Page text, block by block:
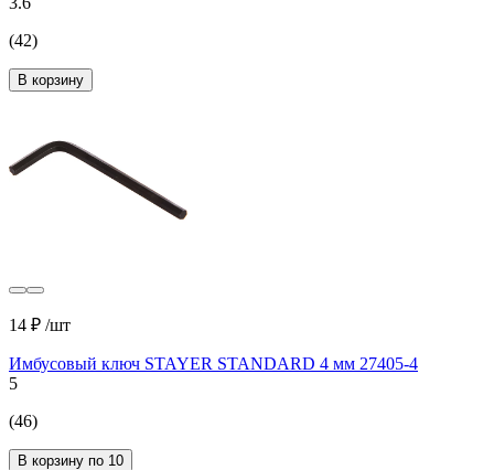
(42)
В корзину
14 ₽ /шт
Имбусовый ключ STAYER STANDARD 4 мм 27405-4
5
(46)
В корзину по 10